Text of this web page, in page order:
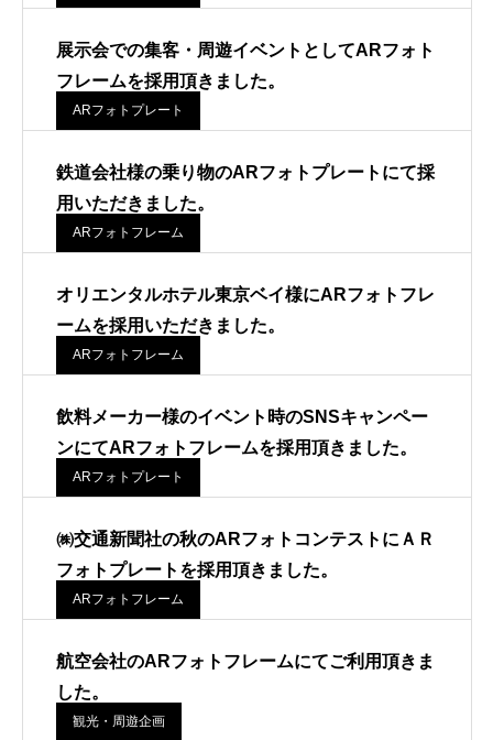
展示会での集客・周遊イベントとしてARフォト
フレームを採用頂きました。
ARフォトプレート
鉄道会社様の乗り物のARフォトプレートにて採
用いただきました。
ARフォトフレーム
オリエンタルホテル東京ベイ様にARフォトフレ
ームを採用いただきました。
ARフォトフレーム
飲料メーカー様のイベント時のSNSキャンペー
ンにてARフォトフレームを採用頂きました。
ARフォトプレート
㈱交通新聞社の秋のARフォトコンテストにＡＲ
フォトプレートを採用頂きました。
ARフォトフレーム
航空会社のARフォトフレームにてご利用頂きま
した。
観光・周遊企画